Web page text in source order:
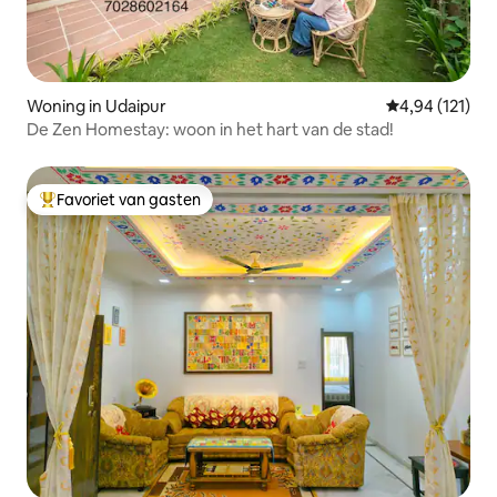
Woning in Udaipur Gemiddelde
4,94 (121)
De Zen Homestay: woon in het hart van de stad!
Topfavoriet van gasten
Favoriet van gasten